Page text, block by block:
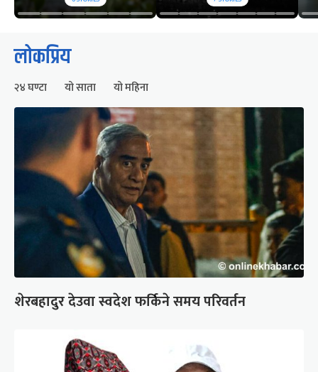
लोकप्रिय
२४ घण्टा यो साता यो महिना
शेरबहादुर देउवा स्वदेश फर्किने समय परिवर्तन